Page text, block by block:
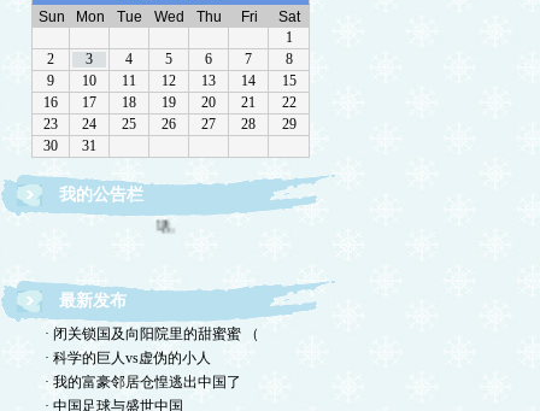
我的公告栏
欢迎转载，但请注明来源。理性讨论，拒绝一切脏
最新发布
· 闭关锁国及向阳院里的甜蜜蜜 （
· 科学的巨人vs虚伪的小人
· 我的富豪邻居仓惶逃出中国了
· 中国足球与盛世中国